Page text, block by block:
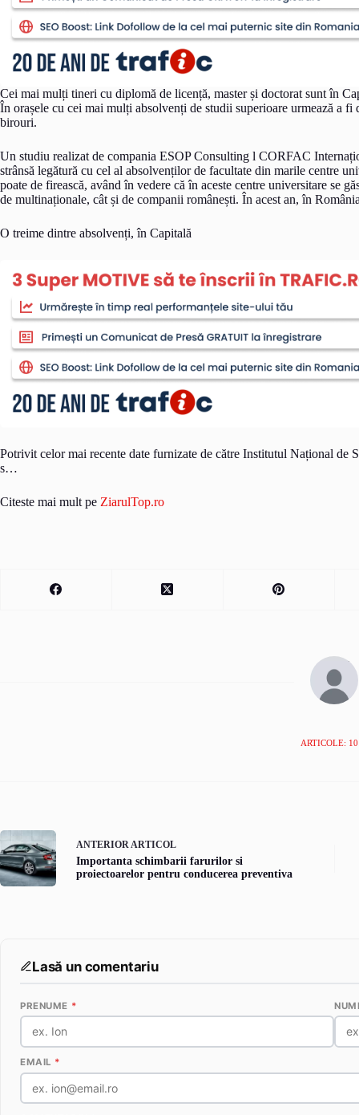
Cei mai mulți tineri cu diplomă de licență, master și doctorat sunt în
În orașele cu cei mai mulți absolvenți de studii superioare urmează a
birouri.
Un studiu realizat de compania ESOP Consulting l CORFAC
strânsă legătură cu cel al absolvenților de facultate din marile centre
poate de firească, având în vedere că în aceste centre universitare se
de multinaționale, cât și de companii românești. În acest an, în
O treime dintre absolvenți, în Capitală
Potrivit celor mai recente date furnizate de către Institutul Național de
s…
Citeste mai mult pe ZiarulTop.ro
ARTICOLE:
ANTERIOR ARTICOL
Importanta schimbarii farurilor si
proiectoarelor pentru conducerea preventiva
Lasă un comentariu
PRENUME *
EMAIL *